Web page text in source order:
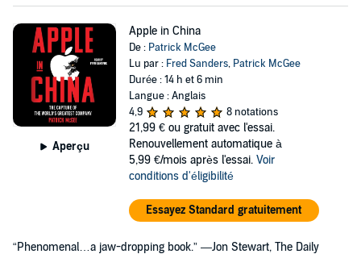
Aperçu
Apple in China
De : Patrick McGee
Lu par : Fred Sanders, Patrick McGee
Durée : 14 h et 6 min
Langue : Anglais
4,9
8 notations
21,99 € ou gratuit avec l'essai.
Renouvellement automatique à
5,99 €/mois après l'essai. Voir
conditions d'éligibilité
Essayez Standard gratuitement
“Phenomenal…a jaw-dropping book.” —Jon Stewart, The Daily